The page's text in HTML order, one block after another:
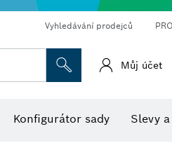
Vyhledávání prodejců
Můj účet
Konfigurátor sady Slevy